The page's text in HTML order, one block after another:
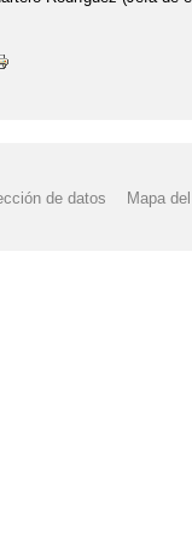
de datos Mapa